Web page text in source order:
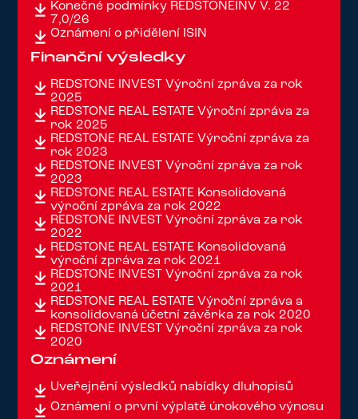
Konečné podmínky REDSTONEINV V. 22
7,0/26
Oznámení o přidělení ISIN
Finanční výsledky
REDSTONE INVEST Výroční zpráva za rok
2025
REDSTONE REAL ESTATE Výroční zpráva za
rok 2025
REDSTONE REAL ESTATE Výroční zpráva za
rok 2023
REDSTONE INVEST Výroční zpráva za rok
2023
REDSTONE REAL ESTATE Konsolidovaná
výroční zpráva za rok 2022
REDSTONE INVEST Výroční zpráva za rok
2022
REDSTONE REAL ESTATE Konsolidovaná
výroční zpráva za rok 2021
REDSTONE INVEST Výroční zpráva za rok
2021
REDSTONE REAL ESTATE Výroční zpráva a
konsolidovaná účetní závěrka za rok 2020
REDSTONE INVEST Výroční zpráva za rok
2020
Oznámení
Uveřejnění výsledků nabídky dluhopisů
Oznámení o první výplatě úrokového výnosu